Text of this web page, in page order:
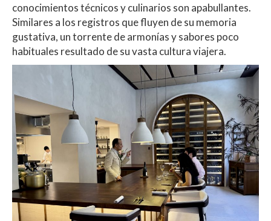
conocimientos técnicos y culinarios son apabullantes.
Similares a los registros que fluyen de su memoria
gustativa, un torrente de armonías y sabores poco
habituales resultado de su vasta cultura viajera.